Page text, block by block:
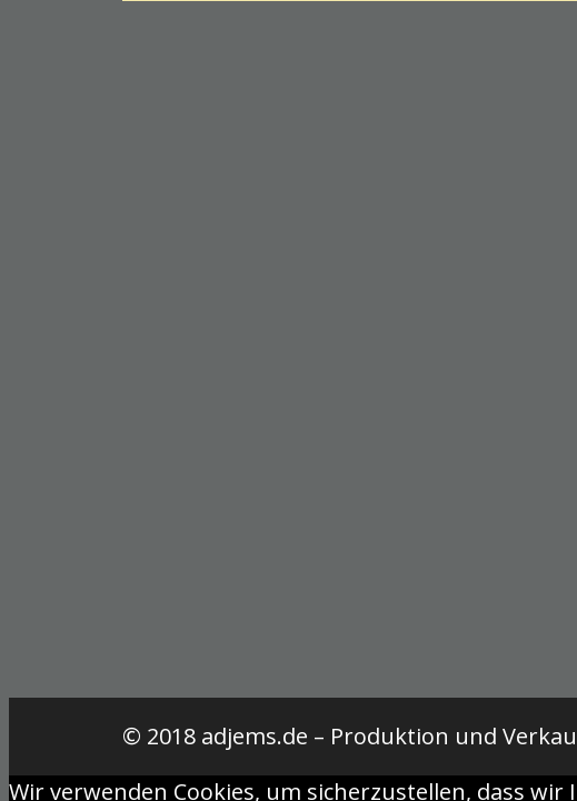
© 2018 adjems.de – Produktion und
Wir verwenden Cookies, um sicherzustellen, dass